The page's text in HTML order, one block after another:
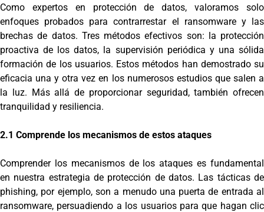
Como expertos en protección de datos, valoramos solo
enfoques probados para contrarrestar el ransomware y las
brechas de datos. Tres métodos efectivos son: la protección
proactiva de los datos, la supervisión periódica y una sólida
formación de los usuarios. Estos métodos han demostrado su
eficacia una y otra vez en los numerosos estudios que salen a
la luz. Más allá de proporcionar seguridad, también ofrecen
tranquilidad y resiliencia.
2.1 Comprende los mecanismos de estos ataques
Comprender los mecanismos de los ataques es fundamental
en nuestra estrategia de protección de datos. Las tácticas de
phishing, por ejemplo, son a menudo una puerta de entrada al
ransomware, persuadiendo a los usuarios para que hagan clic